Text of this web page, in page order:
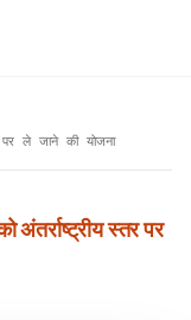
पर ले जाने की योजना
अंतर्राष्ट्रीय स्तर पर